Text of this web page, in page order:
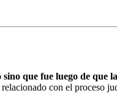
que fue luego de que
relacionado con el proceso